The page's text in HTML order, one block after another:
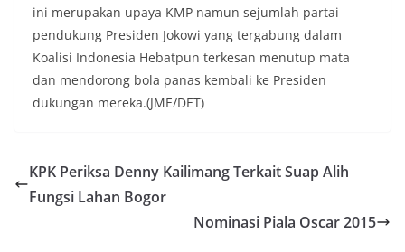
ini merupakan upaya KMP namun sejumlah partai
pendukung Presiden Jokowi yang tergabung dalam
Koalisi Indonesia Hebatpun terkesan menutup mata
dan mendorong bola panas kembali ke Presiden
dukungan mereka.(JME/DET)
KPK Periksa Denny Kailimang Terkait Suap Alih
Fungsi Lahan Bogor
Nominasi Piala Oscar 2015